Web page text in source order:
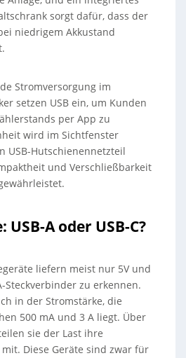
sorgt dafür, dass der
niedrigem Akkustand
Stromversorgung im
setzen USB ein, um Kunden
per App zu
wird im Sichtfenster
USB-Hutschienennetzteil
und Verschließbarkeit
USB-A oder USB-C?
liefern meist nur 5V und
Steckverbinder zu erkennen.
in der Stromstärke, die
500 mA und 3 A liegt. Über
sie der Last ihre
Diese Geräte sind zwar für